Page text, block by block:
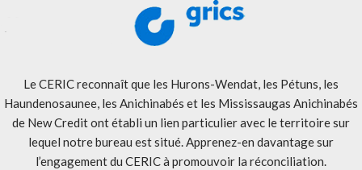
Le CERIC reconnaît que les Hurons-Wendat, les Pétuns, les
Haundenosaunee, les Anichinabés et les Mississaugas Anichinabés
de New Credit ont établi un lien particulier avec le territoire sur
lequel notre bureau est situé. Apprenez-en davantage sur
l’engagement du CERIC à promouvoir la réconciliation.